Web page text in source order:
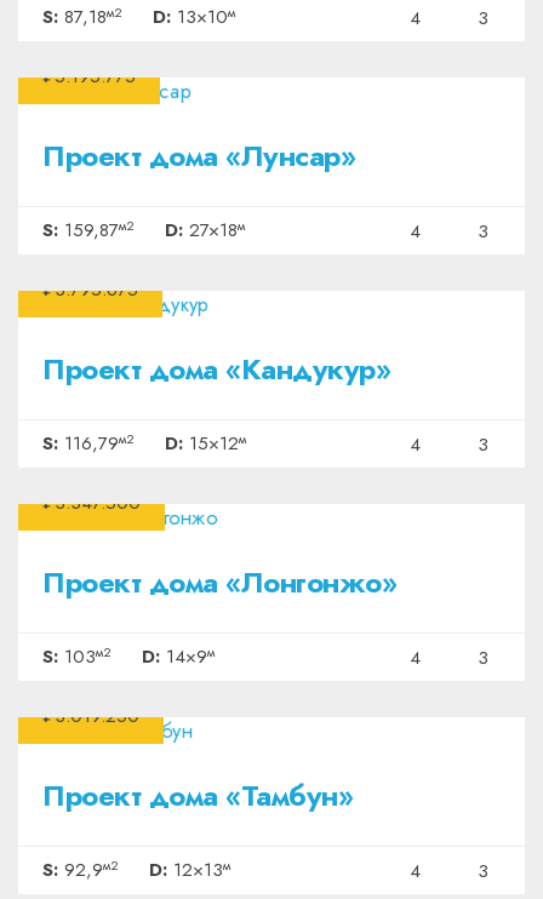
S: 87,18м2 D: 13×10м 4 3
₽5.195.775
Проект дома «Лунсар»
S: 159,87м2 D: 27×18м 4 3
₽3.795.675
Проект дома «Кандукур»
S: 116,79м2 D: 15×12м 4 3
₽3.347.500
Проект дома «Лонгонжо»
S: 103м2 D: 14×9м 4 3
₽3.019.250
Проект дома «Тамбун»
S: 92,9м2 D: 12×13м 4 3